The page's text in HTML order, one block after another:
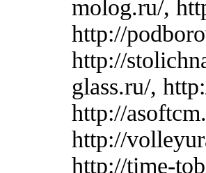
molog.ru/,
http://
http://
glass.ru/,
http://
http://
http://time-